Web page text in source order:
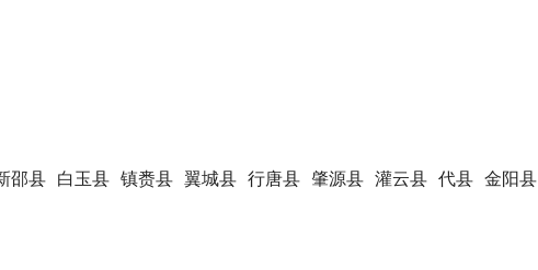
邵县 白玉县 镇赉县 翼城县 行唐县 肇源县 灌云县 代县 金阳县